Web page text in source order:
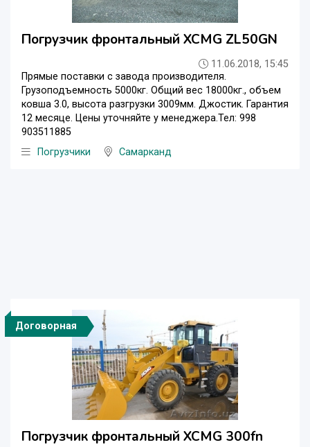
Погрузчик фронтальный XCMG ZL50GN
11.06.2018, 15:45
Прямые поставки с завода производителя.
Грузоподъемность 5000кг. Общий вес 18000кг., объем
ковша 3.0, высота разгрузки 3009мм. Джостик. Гарантия
12 месяце. Цены уточняйте у менеджера.Тел: 998
903511885‬
Погрузчики
Самарканд
Договорная
Погрузчик фронтальный XCMG 300fn